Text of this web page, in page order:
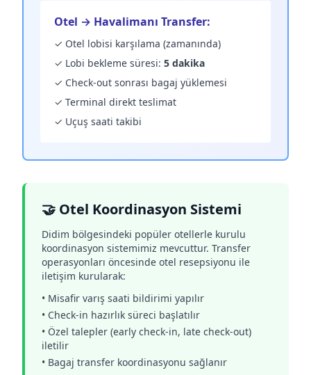
Otel → Havalimanı Transfer:
✓ Otel lobisi karşılama (zamanında)
✓ Lobi bekleme süresi: 5 dakika
✓ Check-out sonrası bagaj yüklemesi
✓ Terminal direkt teslimat
✓ Uçuş saati takibi
🤝 Otel Koordinasyon Sistemi
Didim bölgesindeki popüler otellerle kurulu
koordinasyon sistemimiz mevcuttur. Transfer
operasyonları öncesinde otel resepsiyonu ile
iletişim kurularak:
• Misafir varış saati bildirimi yapılır
• Check-in hazırlık süreci başlatılır
• Özel talepler (early check-in, late check-out)
iletilir
• Bagaj transfer koordinasyonu sağlanır